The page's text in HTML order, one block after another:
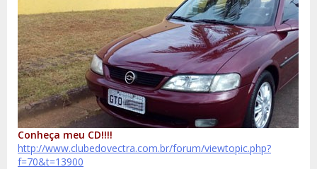
Conheça meu CD!!!!
http://www.clubedovectra.com.br/forum/viewtopic.php?
f=70&t=13900